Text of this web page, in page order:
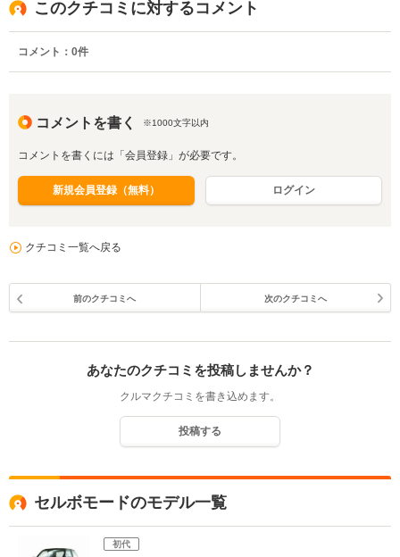
このクチコミに対するコメント
コメント： 0件
コメントを書く ※1000文字以内
コメントを書くには「会員登録」が必要です。
新規会員登録（無料） ログイン
クチコミ一覧へ戻る
前のクチコミへ 次のクチコミへ
あなたのクチコミを投稿しませんか？
クルマクチコミを書き込めます。
投稿する
セルボモードのモデル一覧
初代